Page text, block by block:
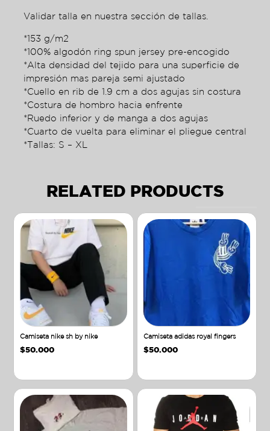
Validar talla en nuestra sección de tallas.
*153 g/m2
*100% algodón ring spun jersey pre-encogido
*Alta densidad del tejido para una superficie de
impresión mas pareja semi ajustado
*Cuello en rib de 1.9 cm a dos agujas sin costura
*Costura de hombro hacia enfrente
*Ruedo inferior y de manga a dos agujas
*Cuarto de vuelta para eliminar el pliegue central
*Tallas: S – XL
RELATED PRODUCTS
Camiseta nike sh by nike
$50.000
Camiseta adidas royal fingers
$50.000